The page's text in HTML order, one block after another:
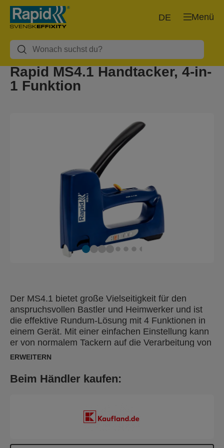
Menü
DE
Rapid MS4.1 Handtacker, 4-in-
1 Funktion
Der MS4.1 bietet große Vielseitigkeit für den
anspruchsvollen Bastler und Heimwerker und ist
die effektive Rundum-Lösung mit 4 Funktionen in
einem Gerät. Mit einer einfachen Einstellung kann
er von normalem Tackern auf die Verarbeitung von
Nägeln, Stiften oder Rundklammern umgerüstet
Schlagkraftregelung zur Anpassung an
Dekorationsarbeiten mit diversen Stoffen und
Geweben oder die Befestigung von Teppichen,
und Leisten. Auch geeignet für die Befestigung von
ERWEITERN
Beim Händler kaufen: